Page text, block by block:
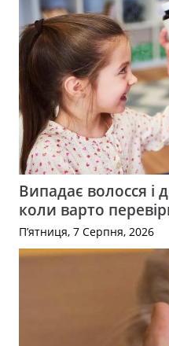
Випадає волосся і
коли варто
П’ятниця, 7 Серпня, 2026